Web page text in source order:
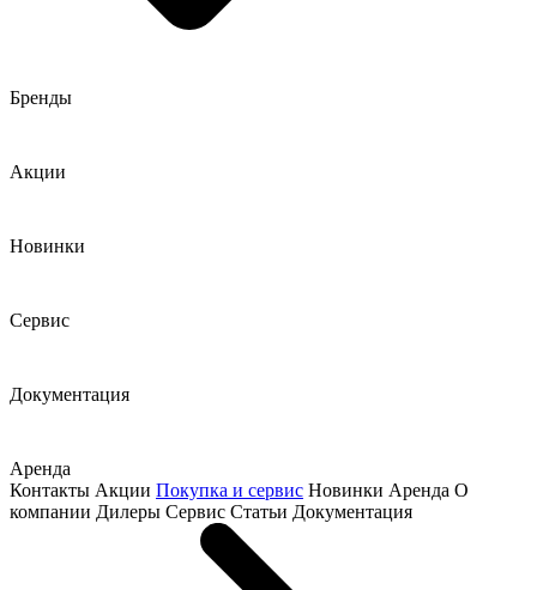
Бренды
Акции
Новинки
Сервис
Документация
Аренда
Контакты Акции Покупка и сервис Новинки Аренда О
компании Дилеры Сервис Статьи Документация